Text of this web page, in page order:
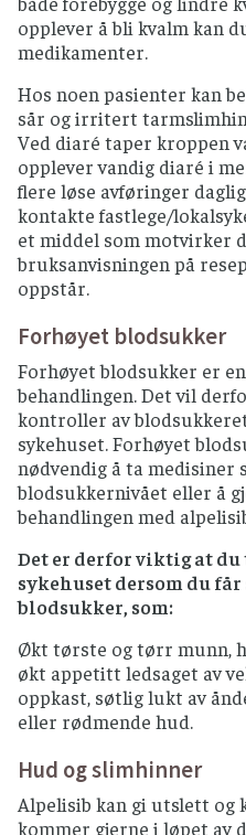
opplever å bli kvalm kan
medikamenter.
Hos noen pasienter kan
sår og irritert
Ved diaré taper kroppen
opplever vandig diaré i
flere løse avføringer
kontakte fastlege/
et middel som motvirker
bruksanvisningen på
oppstår.
Forhøyet blodsukker
Forhøyet blodsukker er
behandlingen. Det vil
kontroller av
sykehuset. Forhøyet
nødvendig å ta medisiner
blodsukkernivået eller å
behandlingen med
Det er derfor viktig at
sykehuset dersom du
blodsukker, som:
Økt tørste og tørr munn,
økt appetitt ledsaget av
oppkast, søtlig lukt av
eller rødmende hud.
Hud og slimhinner
Alpelisib kan gi utslett og
kommer gjerne i løpet av